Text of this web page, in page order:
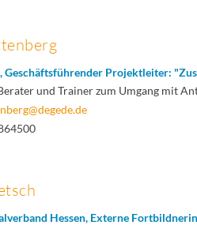
Geschäftsführender Projektleiter:
und Trainer zum Umgang mit
Hessen, Externe